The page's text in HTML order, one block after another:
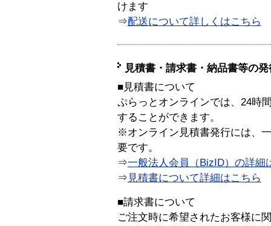
けます
⇒配送について詳しくはこちら
見積書・請求書・納品書等の
■見積書について
ぷらっとオンラインでは、24時
することができます。
※オンライン見積書発行には、
要です。
⇒一般法人会員（BizID）の詳細
⇒ 見積書について詳細はこちら
■請求書について
ご注文時に希望されたお客様に